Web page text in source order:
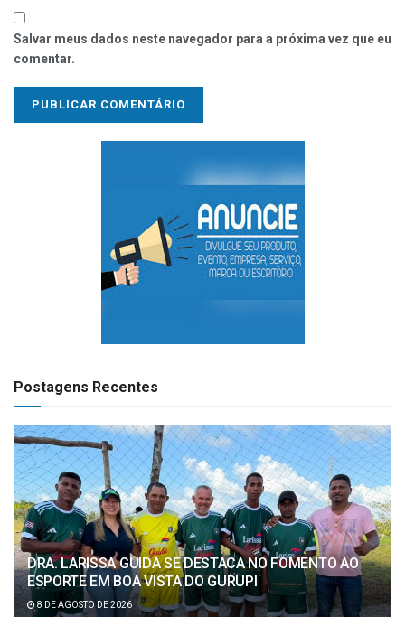
Salvar meus dados neste navegador para a próxima vez que eu
comentar.
Postagens Recentes
DRA. LARISSA GUIDA SE DESTACA NO FOMENTO AO
ESPORTE EM BOA VISTA DO GURUPI
8 DE AGOSTO DE 2026